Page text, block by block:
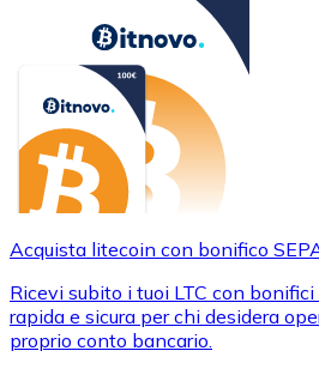
Acquista litecoin con bonifico
Ricevi subito i tuoi LTC con bonifici
rapida e sicura per chi desidera
proprio conto bancario.